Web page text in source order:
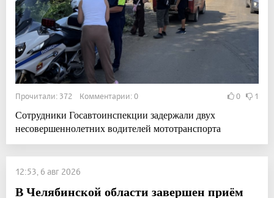
Прочитали: 372 Комментарии: 0 0 1
Сотрудники Госавтоинспекции задержали двух
несовершеннолетних водителей мототранспорта
12:53, 6 авг 2026
В Челябинской области завершен приём